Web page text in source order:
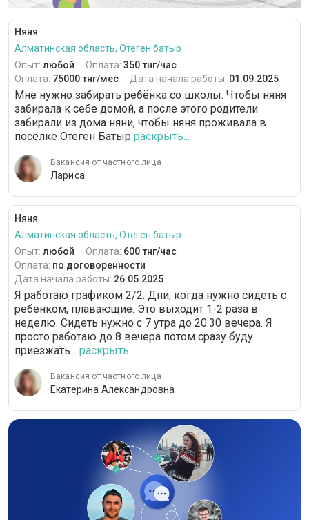
Няня
Алматинская область, Отеген батыр
Опыт: любой Оплата: 350 тнг/час
Оплата: 75000 тнг/мес Дата начала работы: 01.09.2025
Мне нужно забирать ребёнка со школы. Чтобы няня
забирала к себе домой, а после этого родители
забирали из дома няни, чтобы няня проживала в
посёлке Отеген Батыр раскрыть...
Вакансия от частного лица
Лариса
Няня
Алматинская область, Отеген батыр
Опыт: любой Оплата: 600 тнг/час
Оплата: по договоренности
Дата начала работы: 26.05.2025
Я работаю графиком 2/2. Дни, когда нужно сидеть с
ребенком, плавающие. Это выходит 1-2 раза в
неделю. Сидеть нужно с 7 утра до 20:30 вечера. Я
просто работаю до 8 вечера потом сразу буду
приезжать... раскрыть...
Вакансия от частного лица
Екатерина Александровна